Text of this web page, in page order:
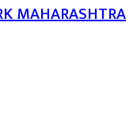
MAHARASHTRA